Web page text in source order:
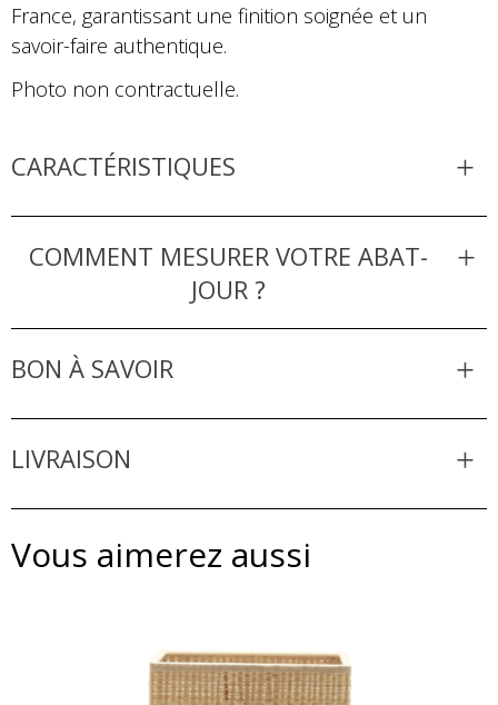
France, garantissant une finition soignée et un
savoir-faire authentique.
Photo non contractuelle.
CARACTÉRISTIQUES
COMMENT MESURER VOTRE ABAT-
JOUR ?
BON À SAVOIR
LIVRAISON
Vous aimerez aussi